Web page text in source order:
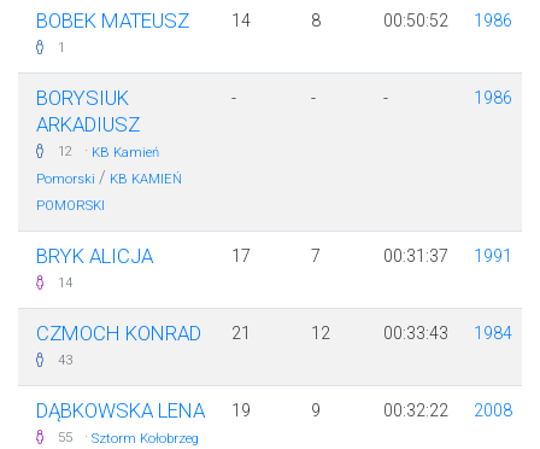
BOBEK MATEUSZ
1
14 8 00:50:52 1986
BORYSIUK
ARKADIUSZ
12 · KB Kamień
Pomorski / KB KAMIEŃ
POMORSKI
- - - 1986
BRYK ALICJA
14
17 7 00:31:37 1991
CZMOCH KONRAD
43
21 12 00:33:43 1984
DĄBKOWSKA LENA
55 · Sztorm Kołobrzeg
19 9 00:32:22 2008